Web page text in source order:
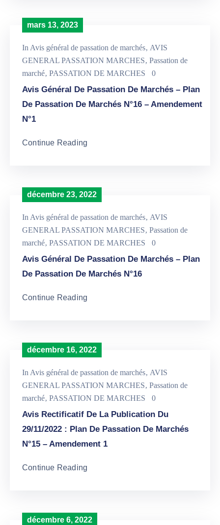
mars 13, 2023
In Avis général de passation de marchés‚ AVIS
GENERAL PASSATION MARCHES‚ Passation de
marché‚ PASSATION DE MARCHES 0
Avis Général De Passation De Marchés – Plan
De Passation De Marchés N°16 – Amendement
N°1
Continue Reading
décembre 23, 2022
InAvis général de passation de marchés‚ AVIS
GENERAL PASSATION MARCHES‚ Passation de
marché‚ PASSATION DE MARCHES 0
Avis Général De Passation De Marchés – Plan
De Passation De Marchés N°16
Continue Reading
décembre 16, 2022
In Avis général de passation de marchés‚ AVIS
GENERAL PASSATION MARCHES‚ Passation de
marché‚ PASSATION DE MARCHES 0
Avis Rectificatif De La Publication Du
29/11/2022 : Plan De Passation De Marchés
N°15 – Amendement 1
Continue Reading
décembre 6, 2022